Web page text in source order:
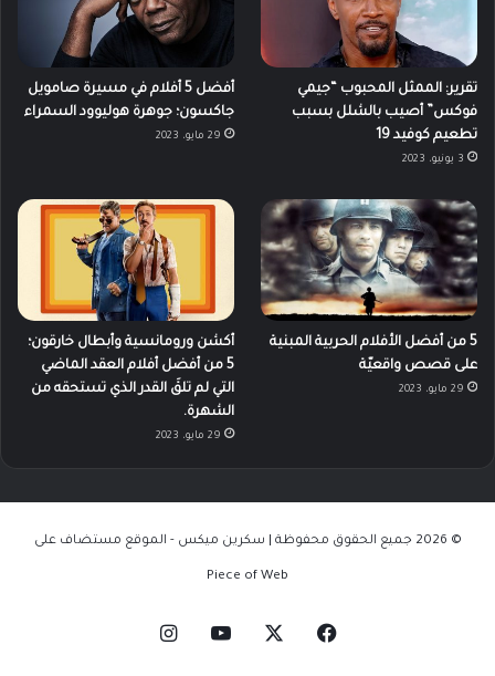
تقرير: الممثل المحبوب “جيمي
فوكس” أصيب بالشلل بسبب
تطعيم كوفيد 19
3 يونيو، 2023
أفضل 5 أفلام في مسيرة صامويل
جاكسون؛ جوهرة هوليوود السمراء
29 مايو، 2023
5 من أفضل الأفلام الحربية المبنية
على قصص واقعيّة
29 مايو، 2023
أكشن ورومانسية وأبطال خارقون؛
5 من أفضل أفلام العقد الماضي
التي لم تلقَ القدر الذي تستحقه من
الشهرة.
29 مايو، 2023
© 2026 جميع الحقوق محفوظة | سكرين ميكس - الموقع مستضاف على
Piece of Web
فيسبوك ‫YouTube